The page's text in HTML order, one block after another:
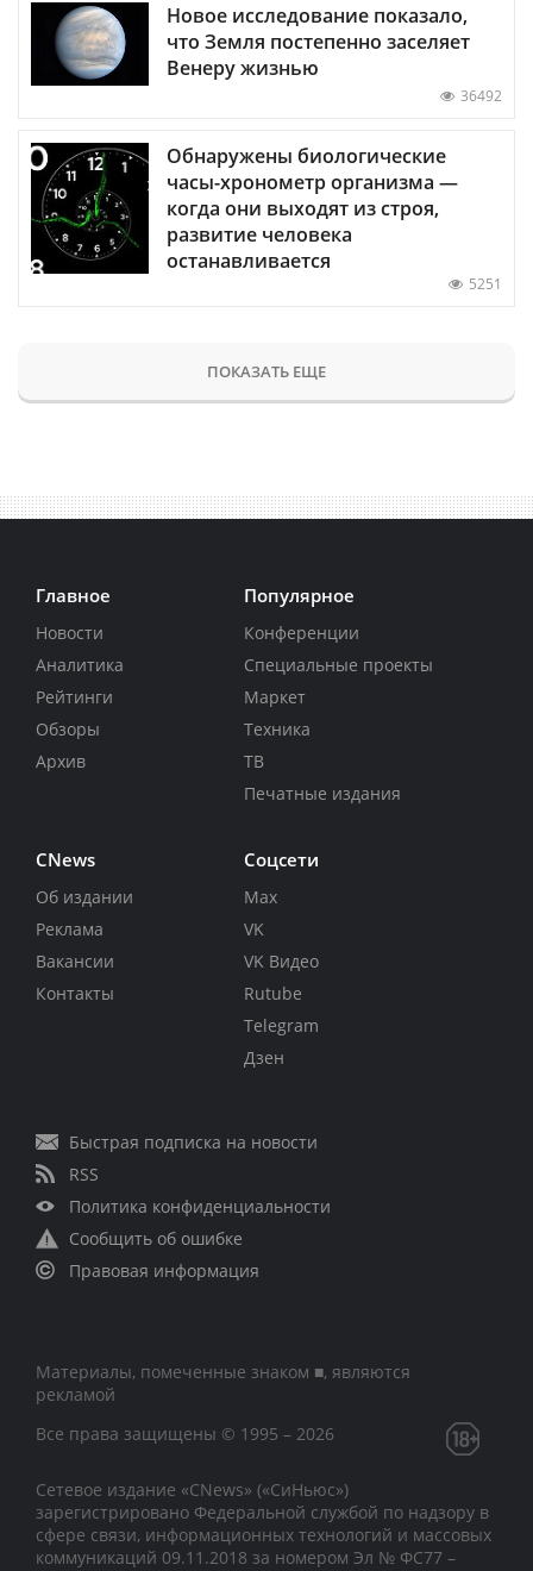
Новое исследование показало,
что Земля постепенно заселяет
Венеру жизнью
36492
Обнаружены биологические
часы-хронометр организма —
когда они выходят из строя,
развитие человека
останавливается
5251
ПОКАЗАТЬ ЕЩЕ
Главное
Новости
Аналитика
Рейтинги
Обзоры
Архив
Популярное
Конференции
Специальные проекты
Маркет
Техника
ТВ
Печатные издания
CNews
Об издании
Реклама
Вакансии
Контакты
Соцсети
Max
VK
VK Видео
Rutube
Telegram
Дзен
Быстрая подписка на новости
RSS
Политика конфиденциальности
Сообщить об ошибке
Правовая информация
Материалы, помеченные знаком ■, являются
рекламой
Все права защищены © 1995 – 2026
Сетевое издание «CNews» («СиНьюс»)
зарегистрировано Федеральной службой по надзору в
сфере связи, информационных технологий и массовых
коммуникаций 09.11.2018 за номером Эл № ФС77 –